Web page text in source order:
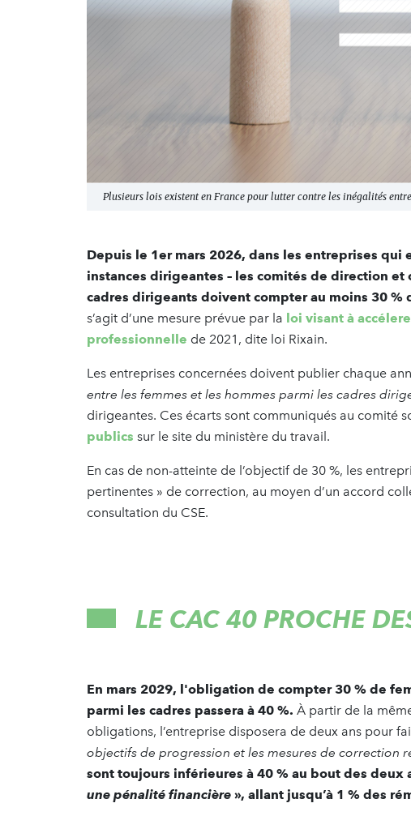
Plusieurs lois existent en France pour lutter contre les inégalités
Depuis le 1er mars 2026, dans les entreprises qui
instances dirigeantes – les comités de direction
cadres dirigeants doivent compter au moins 30 %
s’agit d’une mesure prévue par la loi visant à
professionnelle de 2021, dite loi Rixain.
Les entreprises concernées doivent publier chaque
entre les femmes et les hommes parmi les cadres
dirigeantes. Ces écarts sont communiqués au comité
publics sur le site du ministère du travail.
En cas de non-atteinte de l’objectif de 30 %, les
pertinentes » de correction, au moyen d’un accord
consultation du CSE.
LE CAC 40 PROCHE
En mars 2029, l'obligation de compter 30 % de
parmi les cadres passera à 40 %. À partir de la
obligations, l’entreprise disposera de deux ans pour
objectifs de progression et les mesures de correction
sont toujours inférieures à 40 % au bout des deux
une pénalité financière », allant jusqu’à 1 % des